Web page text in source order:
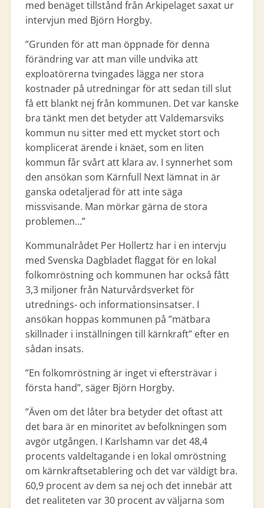
med benäget tillstånd från Arkipelaget saxat ur
intervjun med Björn Horgby.
”Grunden för att man öppnade för denna
förändring var att man ville undvika att
exploatörerna tvingades lägga ner stora
kostnader på utredningar för att sedan till slut
få ett blankt nej från kommunen. Det var kanske
bra tänkt men det betyder att Valdemarsviks
kommun nu sitter med ett mycket stort och
komplicerat ärende i knäet, som en liten
kommun får svårt att klara av. I synnerhet som
den ansökan som Kärnfull Next lämnat in är
ganska odetaljerad för att inte säga
missvisande. Man mörkar gärna de stora
problemen…”
Kommunalrådet Per Hollertz har i en intervju
med Svenska Dagbladet flaggat för en lokal
folkomröstning och kommunen har också fått
3,3 miljoner från Naturvårdsverket för
utrednings- och informationsinsatser. I
ansökan hoppas kommunen på ”mätbara
skillnader i inställningen till kärnkraft” efter en
sådan insats.
”En folkomröstning är inget vi eftersträvar i
första hand”, säger Björn Horgby.
”Även om det låter bra betyder det oftast att
det bara är en minoritet av befolkningen som
avgör utgången. I Karlshamn var det 48,4
procents valdeltagande i en lokal omröstning
om kärnkraftsetablering och det var väldigt bra.
60,9 procent av dem sa nej och det innebär att
det realiteten var 30 procent av väljarna som